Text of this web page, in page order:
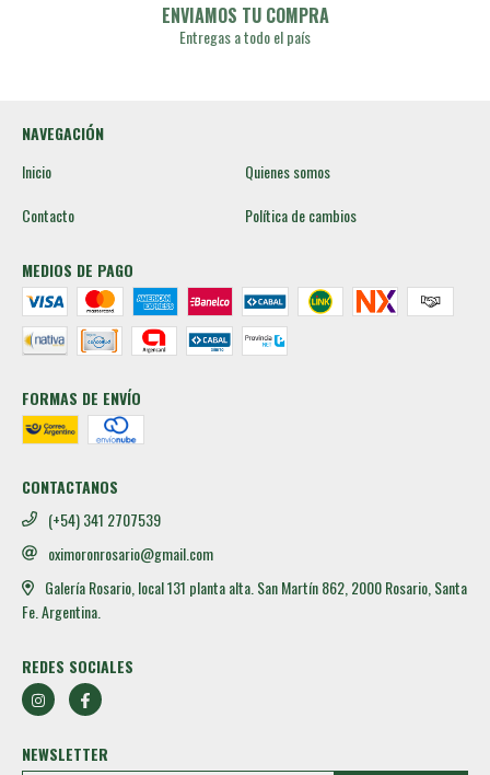
ENVIAMOS TU COMPRA
Entregas a todo el país
NAVEGACIÓN
Inicio
Quienes somos
Contacto
Política de cambios
MEDIOS DE PAGO
FORMAS DE ENVÍO
CONTACTANOS
(+54) 341 2707539
oximoronrosario@gmail.com
Galería Rosario, local 131 planta alta. San Martín 862, 2000 Rosario, Santa
Fe. Argentina.
REDES SOCIALES
NEWSLETTER